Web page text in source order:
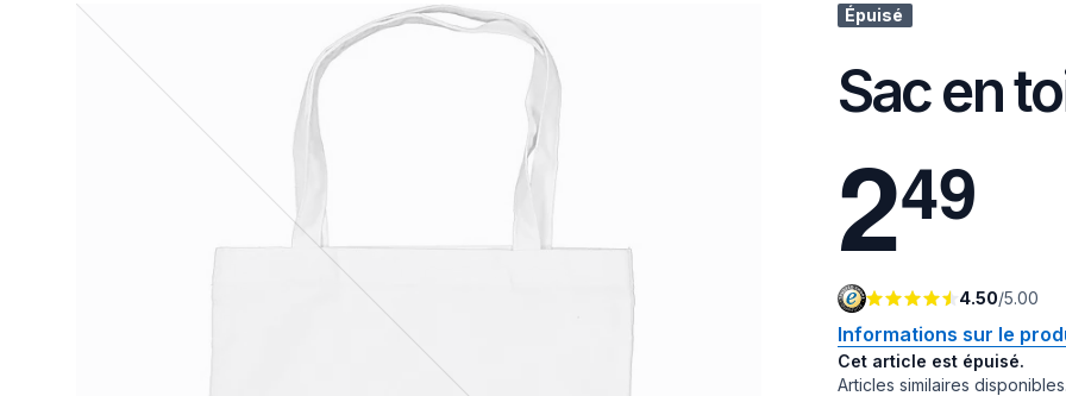
Épuisé
Sac en
249
4.50/5.00
Informations sur le
Cet article est épuisé.
Articles similaires disponibles.